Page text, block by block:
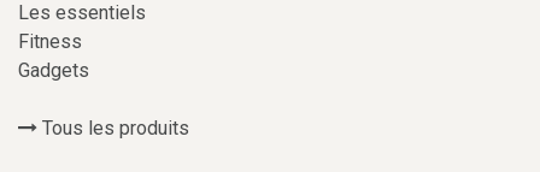
Les essentiels
Fitness
Gadgets
Tous les produits